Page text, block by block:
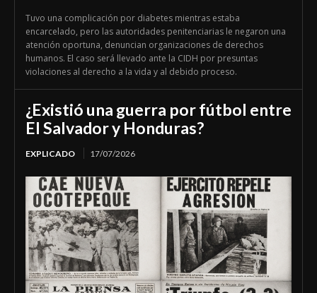
Tuvo una complicación por diabetes mientras estaba
encarcelado, pero las autoridades penitenciarias le negaron una
atención oportuna, denuncian organizaciones de derechos
humanos. El caso será llevado ante la CIDH por presuntas
violaciones al derecho a la vida y al debido proceso.
¿Existió una guerra por fútbol entre
El Salvador y Honduras?
EXPLICADO 17/07/2026